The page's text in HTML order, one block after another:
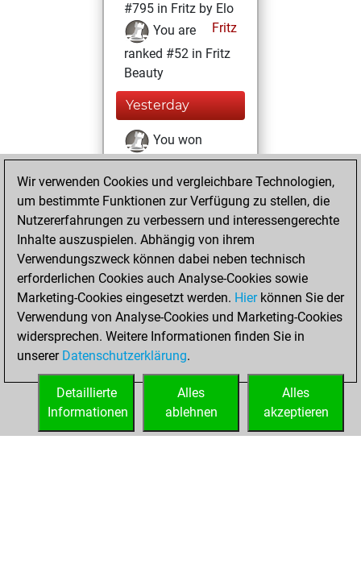
#795 in Fritz by Elo
Fritz
You are
ranked #52 in Fritz
Beauty
Yesterday
You won
against Fritz
Fritz
You achieved a
BeautyScore of
18894
You achieved a
new Elo of 1754
Dienstag,
Oktober 24, 2023
You created
your Fritz account
Wir verwenden Cookies und vergleichbare Technologien,
um bestimmte Funktionen zur Verfügung zu stellen, die
Nutzererfahrungen zu verbessern und interessengerechte
Inhalte auszuspielen. Abhängig von ihrem
Verwendungszweck können dabei neben technisch
erforderlichen Cookies auch Analyse-Cookies sowie
Marketing-Cookies eingesetzt werden. Hierkönnen Sie der
Verwendung von Analyse-Cookies und Marketing-Cookies
widersprechen. Weitere Informationen finden Sie in
unserer Datenschutzerklärung.
Alles
akzeptieren
Alles
ablehnen
Detaillierte
Informationen